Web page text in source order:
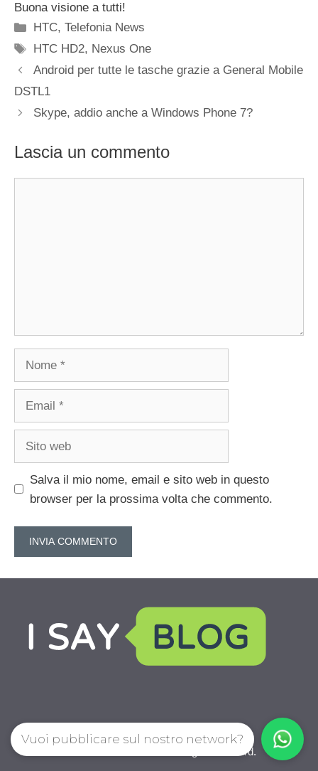
Buona visione a tutti!
Categorie
HTC,Telefonia News
Tag
HTC HD2, Nexus One
Android per tutte le tasche grazie a General Mobile
DSTL1
Skype, addio anche a Windows Phone 7?
Lascia un commento
Nome
Email
Sito
Salva il mio nome, email e sito web in questo
browser per la prossima volta che commento.
IoChiamo.com © 2026. All right reserverd.
Vuoi pubblicare sul nostro network?